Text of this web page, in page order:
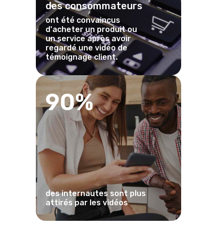
des consommateurs
ont été convaincus
d'acheter un produit ou
un service après avoir
regardé une vidéo de
témoignage client.
90%
des internautes sont plus
attirés par les vidéos